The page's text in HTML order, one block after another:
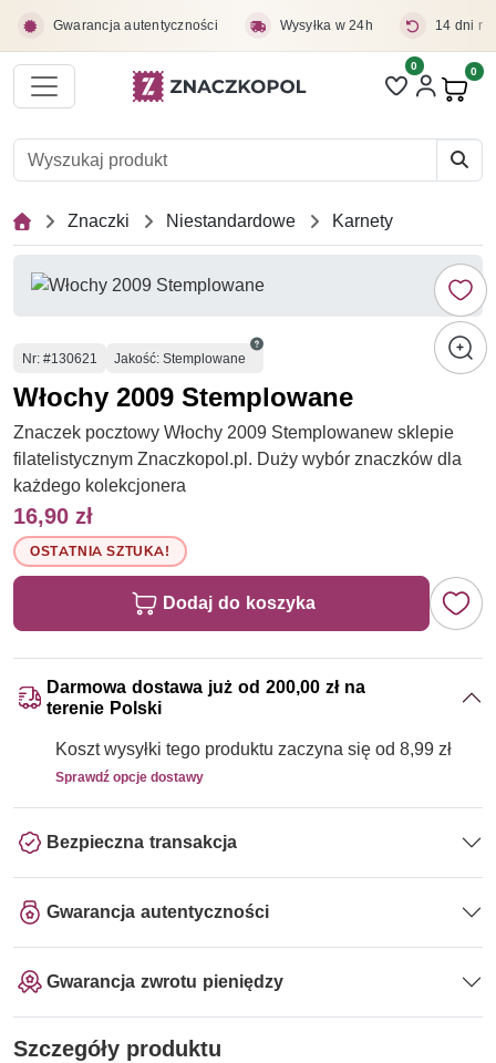
Gwarancja autentyczności Wysyłka w 24h 14 dni
Liczba pozycji
0 0
Znaczki Niestandardowe Karnety
Numer
Nr: #130621 Jakość: Stemplowane
Włochy 2009 Stemplowane
Znaczek pocztowy Włochy 2009 Stemplowanew sklepie
filatelistycznym Znaczkopol.pl. Duży wybór znaczków dla
każdego kolekcjonera
16,90 zł
OSTATNIA SZTUKA!
Dodaj do koszyka
Darmowa dostawa już od 200,00 zł na
terenie Polski
Koszt wysyłki tego produktu zaczyna się od 8,99 zł
Sprawdź opcje dostawy
Bezpieczna transakcja
Gwarancja autentyczności
Gwarancja zwrotu pieniędzy
Szczegóły produktu